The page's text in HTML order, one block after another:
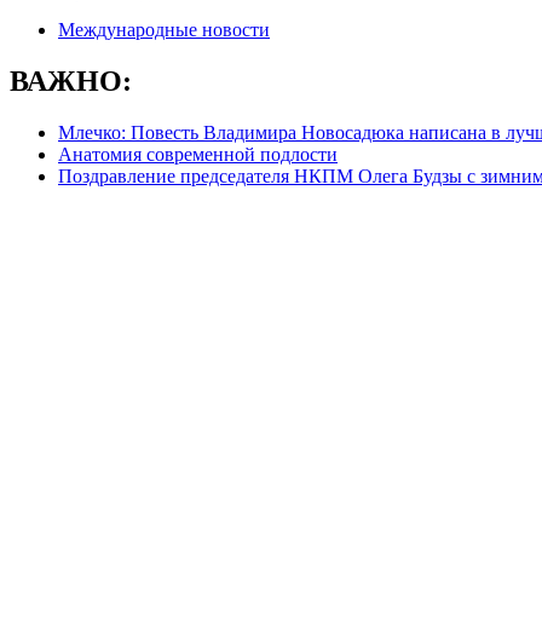
Международные новости
ВАЖНО:
Млечко: Повесть Владимира Новосадюка написана в
Анатомия современной подлости
Поздравление председателя НКПМ Олега Будзы с